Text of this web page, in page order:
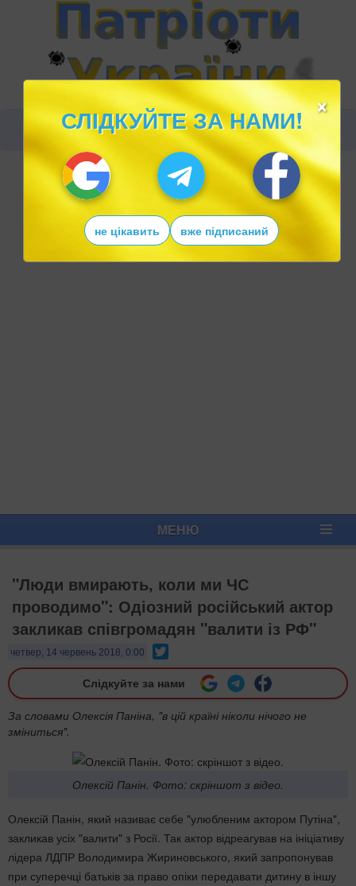
МЕНЮ
"Люди вмирають, коли ми ЧС
проводимо": Одіозний російський актор
закликав співгромадян "валити із РФ"
четвер, 14 червень 2018, 0:00
Слідкуйте за нами
За словами Олексія Паніна, "в цій країні ніколи нічого не
зміниться".
Олексій Панін. Фото: скріншот з відео.
Олексій Панін, який називає себе "улюбленим актором Путіна",
закликав усіх "валити" з Росії. Так актор відреагував на ініціативу
лідера ЛДПР Володимира Жириновського, який запропонував
при суперечці батьків за право опіки передавати дитину в іншу
×
СЛІДКУЙТЕ ЗА НАМИ!
не цікавить вже підписаний